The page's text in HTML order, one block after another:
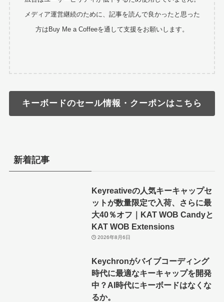
メディア運営継続のために、記事を読んで良かったと思った
方はBuy Me a Coffeeを通して支援をお願いします。
キーボードのセール情報・クーポンはこちら
新着記事
Keyreativeの人気キーキャップセ
ットが数量限定で入荷、さらに最
大40％オフ｜KAT WOB Candyと
KAT WOB Extensions
2026年8月6日
Keychronがバイブコーディング
時代に最適なキーキャップを開発
中？AI時代にキーボードはなくな
るか。